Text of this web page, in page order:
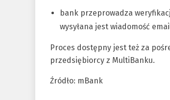
bank przeprowadza
wysyłana jest wiadomość
Proces dostępny jest też za
przedsiębiorcy z MultiBanku.
Źródło: mBank